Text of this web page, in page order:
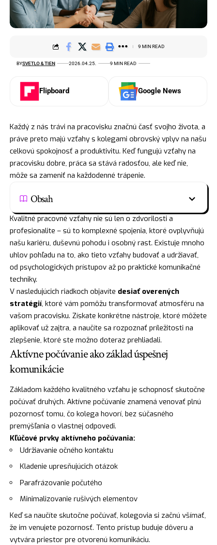
BYSVETLO & TIEN 2026.04.25. 9 MIN READ
9 MIN READ
Flipboard Google News
Každý z nás trávi na pracovisku značnú časť svojho života, a
práve preto majú vzťahy s kolegami obrovský vplyv na našu
celkovú spokojnosť a produktivitu. Keď fungujú vzťahy na
pracovisku dobre, práca sa stává radosťou, ale keď nie,
môže sa zameniť na každodenné trápenie.
Obsah
Kvalitné pracovné vzťahy nie sú len o zdvorilosti a
profesionalite – sú to komplexné spojenia, ktoré ovplyvňujú
našu kariéru, duševnú pohodu i osobný rast. Existuje mnoho
uhlov pohľadu na to, ako tieto vzťahy budovať a udržiavať,
od psychologických prístupov až po praktické komunikačné
techniky.
V nasledujúcich riadkoch objavíte desiať overených
stratégií, ktoré vám pomôžu transformovať atmosféru na
vašom pracovisku. Získate konkrétne nástroje, ktoré môžete
aplikovať už zajtra, a naučíte sa rozpoznať príležitosti na
zlepšenie, ktoré ste možno doteraz prehliadali.
Aktívne počúvanie ako základ úspešnej
komunikácie
Základom každého kvalitného vzťahu je schopnosť skutočne
počúvať druhých. Aktívne počúvanie znamená venovať plnú
pozornosť tomu, čo kolega hovorí, bez súčasného
premýšľania o vlastnej odpovedi.
Kľúčové prvky aktívneho počúvania:
Udržiavanie očného kontaktu
Kladenie upresňujúcich otázok
Parafrázovanie počutého
Minimalizovanie rušivých elementov
Keď sa naučíte skutočne počúvať, kolegovia si začnú všímať,
že im venujete pozornosť. Tento prístup buduje dôveru a
vytvára priestor pre otvorenú komunikáciu.